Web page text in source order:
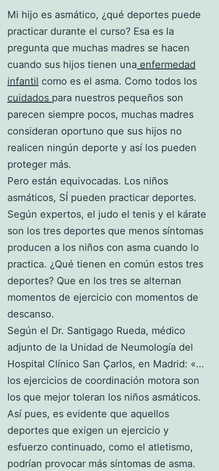
Mi hijo es asmático, ¿qué deportes puede
practicar durante el curso? Esa es la
pregunta que muchas madres se hacen
cuando sus hijos tienen una enfermedad
infantil como es el asma. Como todos los
cuidados para nuestros pequeños son
parecen siempre pocos, muchas madres
consideran oportuno que sus hijos no
realicen ningún deporte y así los pueden
proteger más.
Pero están equivocadas. Los niños
asmáticos, SÍ pueden practicar deportes.
Según expertos, el judo el tenis y el kárate
son los tres deportes que menos síntomas
producen a los niños con asma cuando lo
practica. ¿Qué tienen en común estos tres
deportes? Que en los tres se alternan
momentos de ejercicio con momentos de
descanso.
Según el Dr. Santigago Rueda, médico
adjunto de la Unidad de Neumología del
Hospital Clínico San Çarlos, en Madrid: «…
los ejercicios de coordinación motora son
los que mejor toleran los niños asmáticos.
Así pues, es evidente que aquellos
deportes que exigen un ejercicio y
esfuerzo continuado, como el atletismo,
podrían provocar más síntomas de asma.